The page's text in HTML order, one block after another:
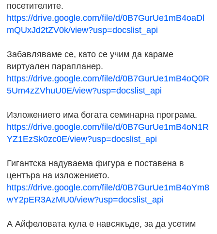
посетителите.
https://drive.google.com/file/d/0B7GurUe1mB4oaDl
mQUxJd2tZV0k/view?usp=docslist_api
Забавляваме се, като се учим да караме
виртуален парапланер.
https://drive.google.com/file/d/0B7GurUe1mB4oQ0R
5Um4zZVhuU0E/view?usp=docslist_api
Изложението има богата семинарна програма.
https://drive.google.com/file/d/0B7GurUe1mB4oN1R
YZ1EzSk0zc0E/view?usp=docslist_api
Гигантска надуваема фигура е поставена в
центъра на изложението.
https://drive.google.com/file/d/0B7GurUe1mB4oYm8
wY2pER3AzMU0/view?usp=docslist_api
А Айфеловата кула е навсякъде, за да усетим